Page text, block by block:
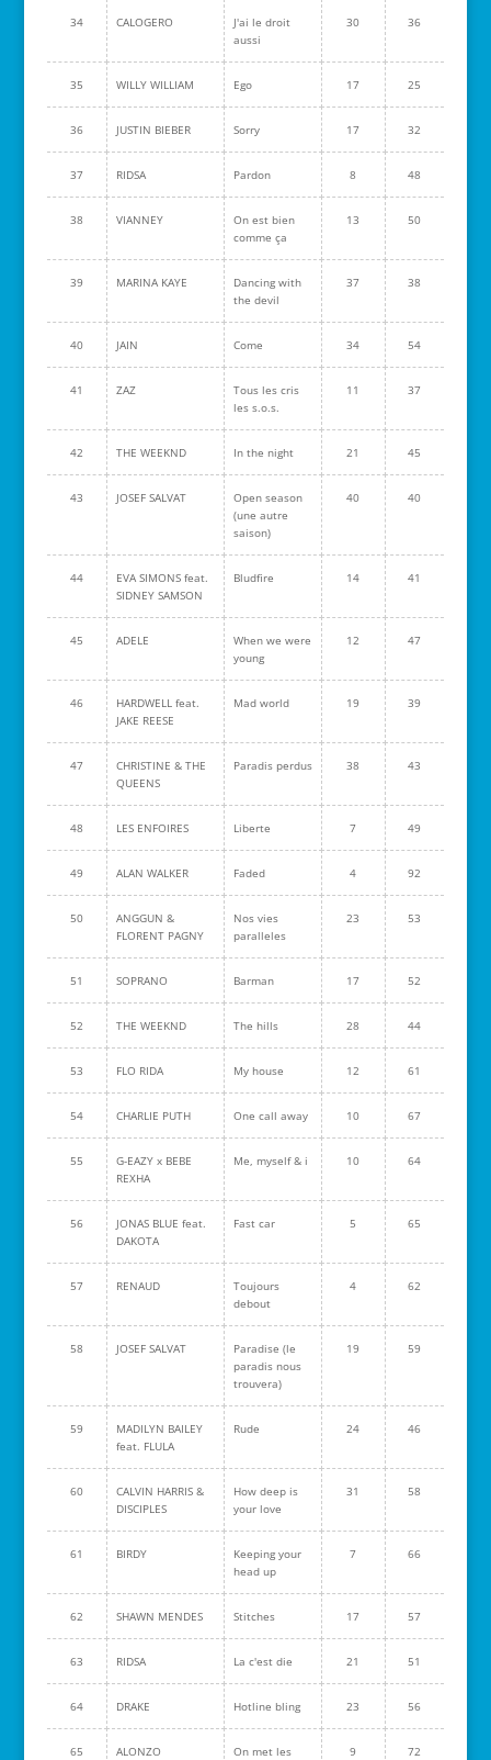
34 CALOGERO
J'ai le droit
aussi
30 36
35 WILLY WILLIAM Ego 17 25
36 JUSTIN BIEBER Sorry 17 32
37 RIDSA Pardon 8 48
38 VIANNEY
On est bien
comme ça
13 50
39 MARINA KAYE
Dancing with
the devil
37 38
40 JAIN Come 34 54
41 ZAZ
Tous les cris
les s.o.s.
11 37
42 THE WEEKND In the night 21 45
43 JOSEF SALVAT
Open season
(une autre
saison)
40 40
44
EVA SIMONS feat.
SIDNEY SAMSON
Bludfire 14 41
45 ADELE
When we were
young
12 47
46
HARDWELL feat.
JAKE REESE
Mad world 19 39
47
CHRISTINE & THE
QUEENS
Paradis perdus 38 43
48 LES ENFOIRES Liberte 7 49
49 ALAN WALKER Faded 4 92
50
ANGGUN &
FLORENT PAGNY
Nos vies
paralleles
23 53
51 SOPRANO Barman 17 52
52 THE WEEKND The hills 28 44
53 FLO RIDA My house 12 61
54 CHARLIE PUTH One call away 10 67
55
G-EAZY x BEBE
REXHA
Me, myself & i 10 64
56
JONAS BLUE feat.
DAKOTA
Fast car 5 65
57 RENAUD
Toujours
debout
4 62
58 JOSEF SALVAT
Paradise (le
paradis nous
trouvera)
19 59
59
MADILYN BAILEY
feat. FLULA
Rude 24 46
60
CALVIN HARRIS &
DISCIPLES
How deep is
your love
31 58
61 BIRDY
Keeping your
head up
7 66
62 SHAWN MENDES Stitches 17 57
63 RIDSA La c'est die 21 51
64 DRAKE Hotline bling 23 56
65 ALONZO
On met les
9 72